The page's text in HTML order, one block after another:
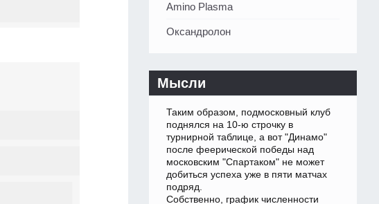
Amino Plasma
Оксандролон
Мысли
Таким образом, подмосковный клуб
поднялся на 10-ю строчку в
турнирной таблице, а вот "Динамо"
после феерической победы над
московским "Спартаком" не может
добиться успеха уже в пяти матчах
подряд.
Собственно, график численности